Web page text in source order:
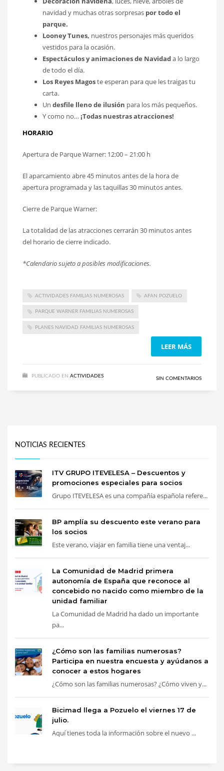
navidad y muchas otras sorpresas por todo el
parque.
Looney Tunes, nuestros personajes más queridos
vestidos para la ocasión.
Espectáculos y animaciones de Navidada lo largo
de todo el día.
Los Reyes Magoste esperan para que les traigas tu
carta.
Un desfile lleno de ilusión para los más pequeños.
Y como no… ¡Todas nuestras atracciones!
HORARIO
Apertura de Parque Warner: 12:00 – 21:00 h
El aparcamiento abre 45 minutos antes de la hora de
apertura programada y las taquillas 30 minutos antes.
Cierre de Parque Warner:
La totalidad de las atracciones cerrarán 30 minutos antes
del horario de cierre indicado.
*Calendario sujeto a posibles modificaciones.
ACTIVIDADES FAMILIAS NUMEROSAS AFAN POZUELO
PARQUE WARNER FAMILIAS NUMEROSAS
PLANES NAVIDAD FAMILIAS NUMEROSAS
LEER MÁS
PUBLICADO EN ACTIVIDADES SIN COMENTARIOS
NOTICIAS RECIENTES
ITV GRUPO ITEVELESA – Descuentos y
promociones especiales para socios
Grupo ITEVELESA es una compañía española refere...
BP amplía su descuento este verano para
los socios
Este verano, viajar en familia tiene una ventaj...
La Comunidad de Madrid primera
autonomía de España que reconoce al
concebido no nacido como miembro de la
unidad familiar
La Comunidad de Madrid ha dado un importante
pa...
¿Cómo son las familias numerosas?
Participa en nuestra encuesta y ayúdanos a
conocer a estos hogares
¿Cómo son las familias numerosas? ¿Cómo viven y...
Bicimad llega a Pozuelo el viernes 17 de
julio.
Aquí tienes toda la información sobre el nuevo ...